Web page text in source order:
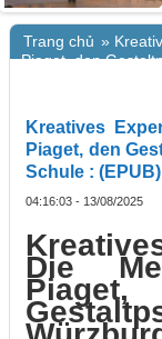
Trang chủ »
Piaget, den
Kreatives
Piaget, den
Schule : (EPUB)
04:16:03 - 13/08/2025
Die